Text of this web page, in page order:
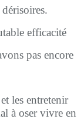
efficacité
pas encore
les entretenir
à oser vivre en